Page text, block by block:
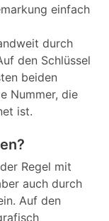
einfach
durch
den Schlüssel
beiden
Nummer, die
ist.
Regel mit
auch durch
Auf den